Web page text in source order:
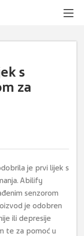
s
za
je prvi lijek s
Abilify
senzorom
je odobren
ili depresije
te za pomoć u